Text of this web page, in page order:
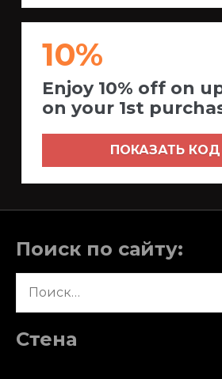
10%
Enjoy 10% off on
on your 1st
ПОКАЗАТЬ КОД
Поиск по сайту:
Стена